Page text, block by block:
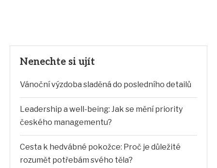
Nenechte si ujít
Vánoční výzdoba sladěná do posledního detailů
Leadership a well-being: Jak se mění priority
českého managementu?
Cesta k hedvábné pokožce: Proč je důležité
rozumět potřebám svého těla?